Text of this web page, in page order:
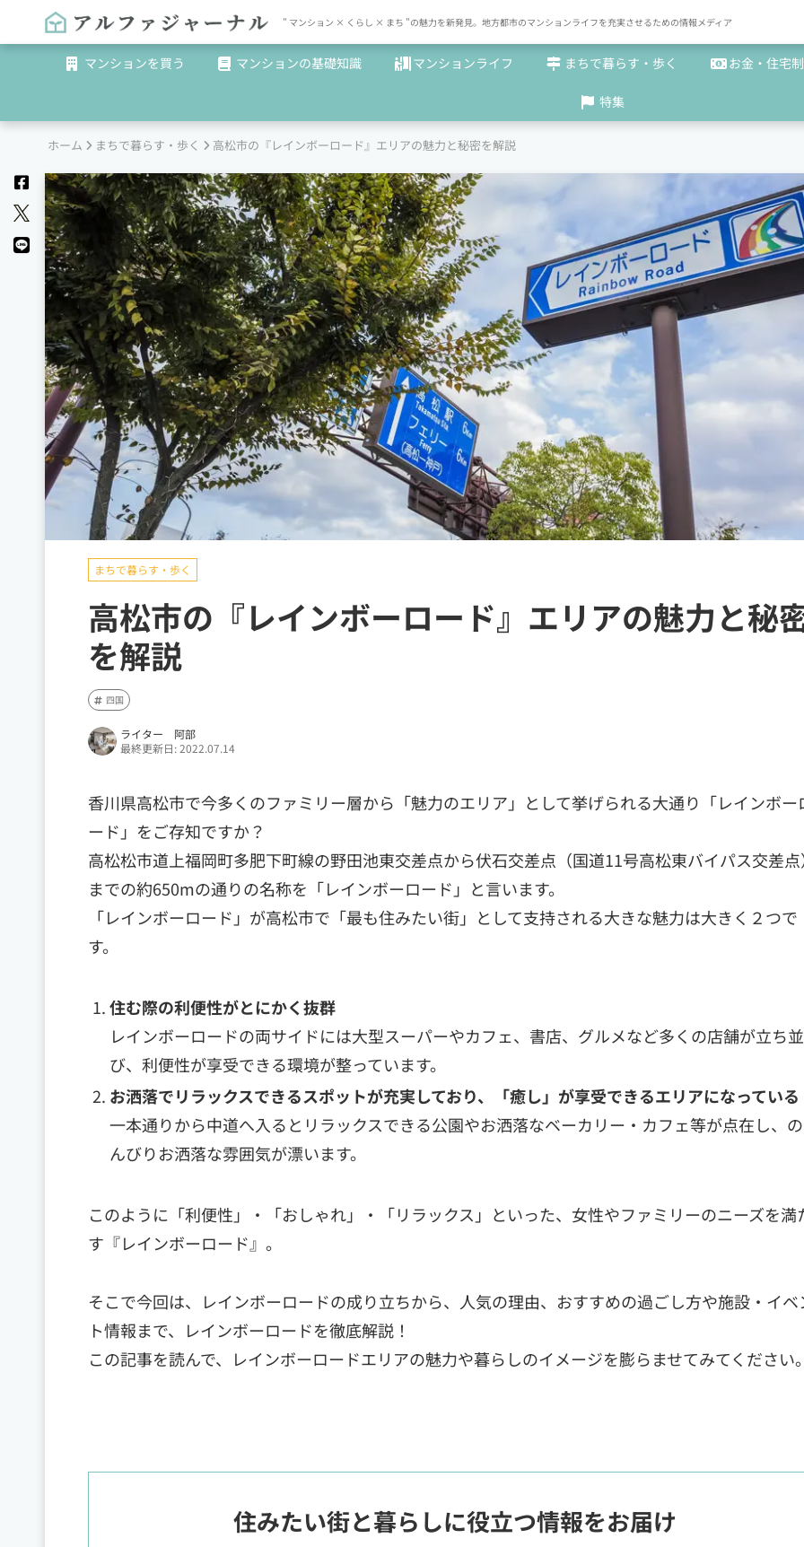
" マンション × くらし × まち "の魅力を新発見。地方都市のマンションライフを充実させるための情報メディア
マンションを買う マンションの基礎知識 マンションライフ まちで暮らす・歩く お金・住宅
特集
ホーム まちで暮らす・歩く 高松市の『レインボーロード』エリアの魅力と秘密を解説
まちで暮らす・歩く
高松市の『レインボーロード』エリアの魅力と秘
を解説
四国
ライター 阿部
最終更新日: 2022.07.14
香川県高松市で今多くのファミリー層から「魅力のエリア」として挙げられる大通り「レインボー
ード」をご存知ですか？
高松松市道上福岡町多肥下町線の野田池東交差点から伏石交差点（国道11号高松東バイパス交差
までの約650mの通りの名称を「レインボーロード」と言います。
「レインボーロード」が高松市で「最も住みたい街」として支持される大きな魅力は大きく２つで
す。
住む際の利便性がとにかく抜群
レインボーロードの両サイドには大型スーパーやカフェ、書店、グルメなど多くの店舗が立ち並
び、利便性が享受できる環境が整っています。
お洒落でリラックスできるスポットが充実しており、「癒し」が享受できるエリアになっている
一本通りから中道へ入るとリラックスできる公園やお洒落なベーカリー・カフェ等が点在し、の
んびりお洒落な雰囲気が漂います。
このように「利便性」・「おしゃれ」・「リラックス」といった、女性やファミリーのニーズを満
す『レインボーロード』。
そこで今回は、レインボーロードの成り立ちから、人気の理由、おすすめの過ごし方や施設・イベ
ト情報まで、レインボーロードを徹底解説！
この記事を読んで、レインボーロードエリアの魅力や暮らしのイメージを膨らませてみてください
住みたい街と暮らしに役立つ情報をお届け